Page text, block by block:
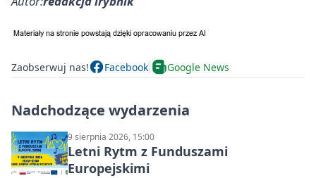
Zaobserwuj nas! Facebook Google News
Nadchodzące wydarzenia
9 sierpnia 2026, 15:00
Letni Rytm z Funduszami
Europejskimi